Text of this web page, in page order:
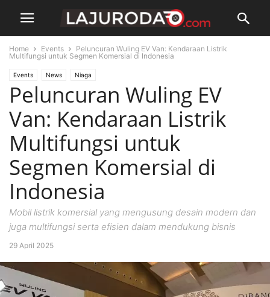
Home Events
Peluncuran Wuling EV Van: Kendaraan Listrik
Multifungsi untuk Segmen Komersial di Indonesia
Events News Niaga
Peluncuran Wuling EV
Van: Kendaraan Listrik
Multifungsi untuk
Segmen Komersial di
Indonesia
Mobil listrik komersial yang mengusung desain modern dan
juga multifungsi serta efisien dalam mendukung bisnis
29 April 2025